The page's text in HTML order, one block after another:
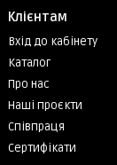
Клієнтам
Вхід до кабінету
Каталог
Про нас
Наші проєкти
Співпраця
Сертифікати